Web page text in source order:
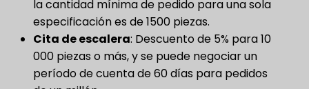
la cantidad mínima de pedido para una sola
especificación es de 1500 piezas.
Cita de escalera​: Descuento de 5% para 10
000 piezas o más, y se puede negociar un
período de cuenta de 60 días para pedidos